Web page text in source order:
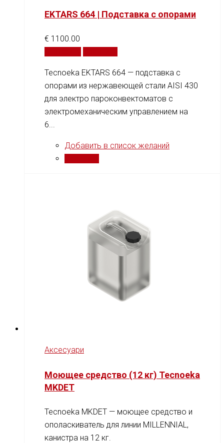
EKTARS 664 | Подставка с опорами
€ 1100.00
Tecnoeka EKTARS 664 — подставка с
опорами из нержавеющей стали AISI 430
для электро пароконвектоматов с
электромеханическим управлением на
6...
Добавить в список желаний
Аксесуари
Моющее средство (12 кг) Tecnoeka
MKDET
Tecnoeka MKDET — моющее средство и
ополаскиватель для линии MILLENNIAL,
канистра на 12 кг.